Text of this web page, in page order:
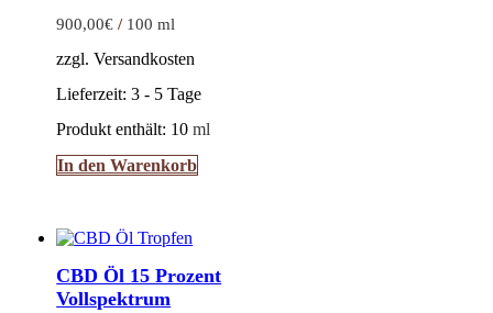
900,00€ / 100 ml
zzgl. Versandkosten
Lieferzeit:3 - 5 Tage
Produkt enthält: 10ml
In den Warenkorb
CBD Öl 15 Prozent
Vollspektrum